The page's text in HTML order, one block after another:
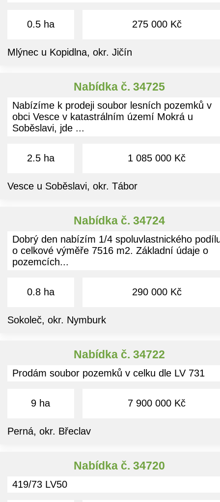
0.5 ha 275 000 Kč
Mlýnec u Kopidlna, okr. Jičín
Nabídka č. 34725
Nabízíme k prodeji soubor lesních pozemků v
obci Vesce v katastrálním území Mokrá u
Soběslavi, jde ...
2.5 ha 1 085 000 Kč
Vesce u Soběslavi, okr. Tábor
Nabídka č. 34724
Dobrý den nabízím 1/4 spoluvlastnického
o celkové výměře 7516 m2. Základní údaje o
pozemcích...
0.8 ha 290 000 Kč
Sokoleč, okr. Nymburk
Nabídka č. 34722
Prodám soubor pozemků v celku dle LV 731
9 ha 7 900 000 Kč
Perná, okr. Břeclav
Nabídka č. 34720
419/73 LV50